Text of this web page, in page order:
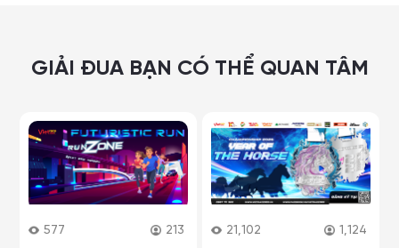
GIẢI ĐUA BẠN CÓ THỂ QUAN TÂM
577 213 21,102 1,124